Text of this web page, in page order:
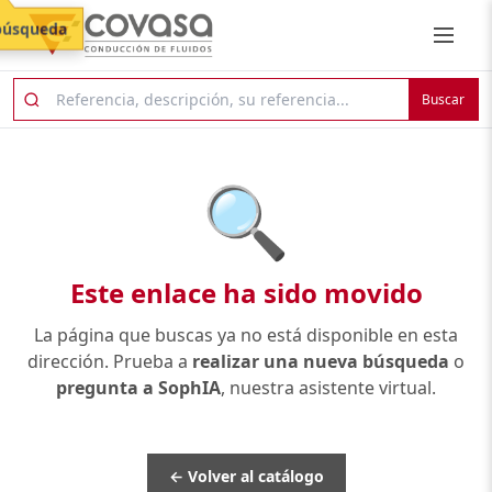
Buscar
🔍
Este enlace ha sido movido
La página que buscas ya no está disponible en esta
dirección. Prueba a realizar una nueva búsqueda o
pregunta a SophIA, nuestra asistente virtual.
← Volver al catálogo